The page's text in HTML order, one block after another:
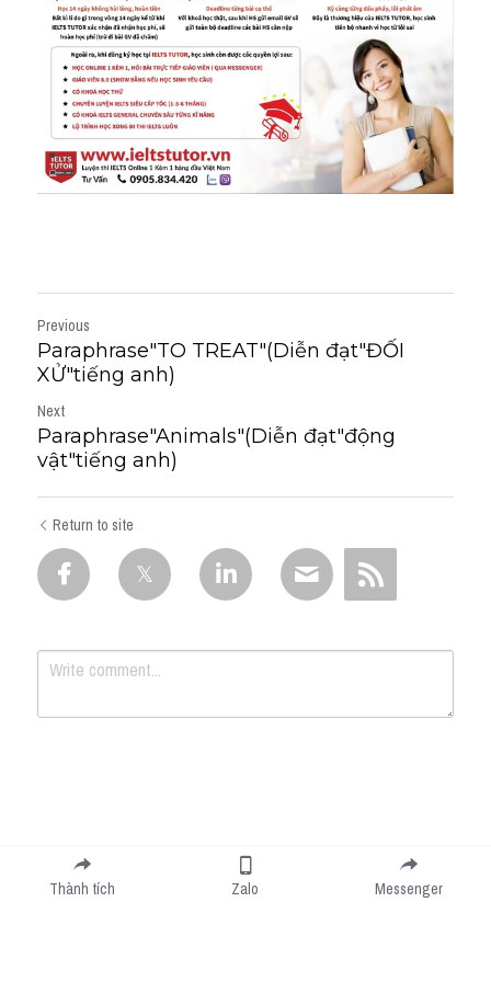
Previous
Paraphrase"TO TREAT"(Diễn đạt"ĐỐI
XỬ"tiếng anh)
Next
Paraphrase"Animals"(Diễn đạt"động
vật"tiếng anh)
Return to site
Submit
Thành tích Zalo Messenger